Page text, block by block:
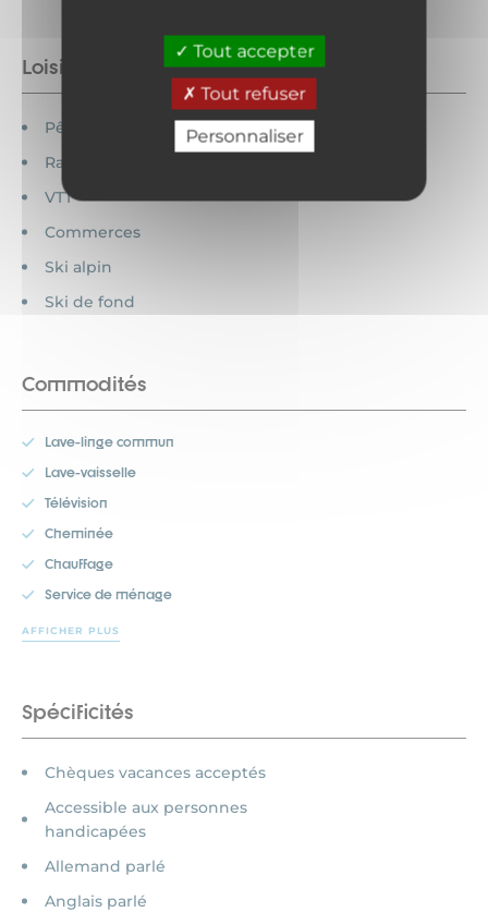
Tout accepter
Tout refuser
Personnaliser
Loisirs à proximité
Pêche
Randonnée
VTT
Commerces
Ski alpin
Ski de fond
Commodités
Lave-linge commun
Lave-vaisselle
Télévision
Cheminée
Chauffage
Service de ménage
AFFICHER PLUS
Spécificités
Chèques vacances acceptés
Accessible aux personnes
handicapées
Allemand parlé
Anglais parlé